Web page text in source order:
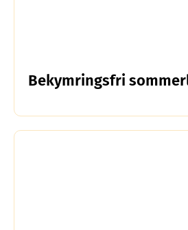
Bekymringsfri